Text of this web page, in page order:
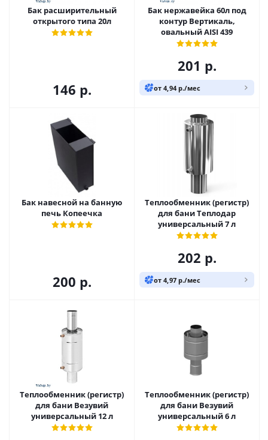
Бак расширительный
открытого типа 20л
146 р.
Бак нержавейка 60л под
контур Вертикаль,
овальный AISI 439
201 р.
от 4,94 р./мес
Бак навесной на банную
печь Копеечка
200 р.
Теплообменник (регистр)
для бани Теплодар
универсальный 7 л
202 р.
от 4,97 р./мес
Теплообменник (регистр)
для бани Везувий
универсальный 12 л
Теплообменник (регистр)
для бани Везувий
универсальный 6 л